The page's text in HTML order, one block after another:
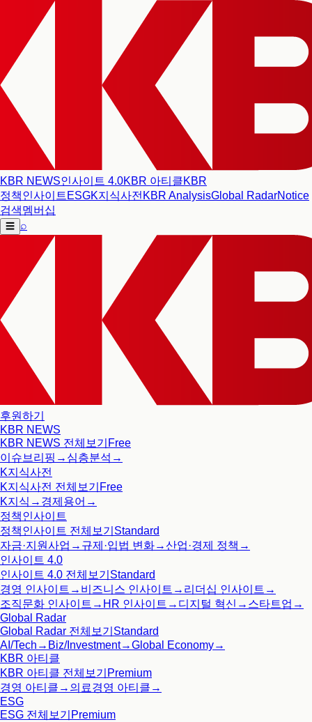
KBR NEWS인사이트 4.0KBR 아티클KBR
정책인사이트 ESGK지식사전 KBR AnalysisGlobal RadarNotice
검색멤버십
☰ ⌕
후원하기
KBR NEWS
KBR NEWS 전체보기 Free
이슈브리핑 → 심층분석 →
K지식사전
K지식사전 전체보기 Free
K지식 → 경제용어 →
정책인사이트
정책인사이트 전체보기 Standard
자금·지원사업 → 규제·입법 변화→산업·경제 정책 →
인사이트 4.0
인사이트 4.0 전체보기 Standard
경영 인사이트 → 비즈니스 인사이트 → 리더십 인사이트 →
조직문화 인사이트 → HR 인사이트 → 디지털 혁신 → 스타트업 →
Global Radar
Global Radar 전체보기 Standard
AI/Tech → Biz/Investment→Global Economy→
KBR 아티클
KBR 아티클 전체보기 Premium
경영 아티클 → 의료경영 아티클 →
ESG
ESG 전체보기 Premium